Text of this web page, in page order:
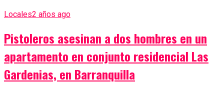
Locales2 años ago
Pistoleros asesinan a dos hombres en un
apartamento en conjunto residencial Las
Gardenias, en Barranquilla